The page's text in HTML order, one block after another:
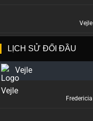
Vejle
LỊCH SỬ ĐỐI ĐẦU
Vejle
Fredericia